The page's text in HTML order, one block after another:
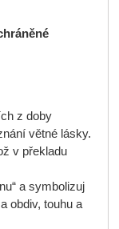
z doby
větné lásky.
v překladu
a symbolizuj
obdiv, touhu a